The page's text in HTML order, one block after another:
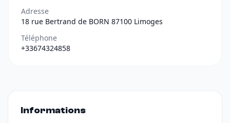
Adresse
18 rue Bertrand de BORN 87100 Limoges
Téléphone
+33674324858
Informations